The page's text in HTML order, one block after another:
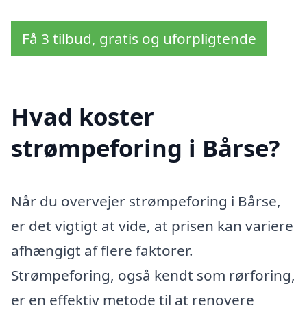
Få 3 tilbud, gratis og uforpligtende
Hvad koster
strømpeforing i Bårse?
Når du overvejer strømpeforing i Bårse,
er det vigtigt at vide, at prisen kan variere
afhængigt af flere faktorer.
Strømpeforing, også kendt som rørforing,
er en effektiv metode til at renovere